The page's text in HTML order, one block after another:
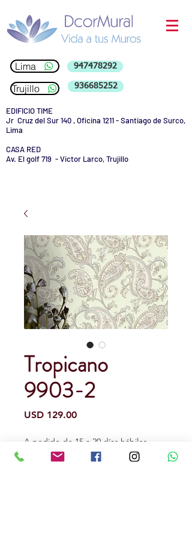
Lima 947478292
Trujillo 936685252
EDIFICIO TIME
Jr Cruz del Sur 140 , Oficina 1211 - Santiago de Surco,
Lima
CASA RED
Av. El golf 719 - Victor Larco, Trujillo
Tropicano
9903-2
USD 129.00Precio
A pedido de 15 a 20 días hábiles.
(opcional)